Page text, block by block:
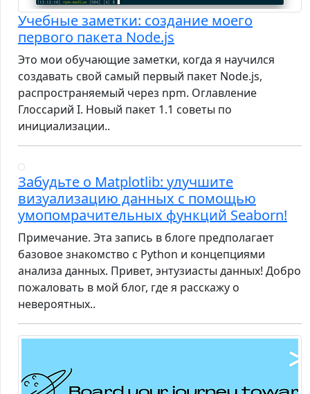
Учебные заметки: создание моего
первого пакета Node.js
Это мои обучающие заметки, когда я научился
создавать свой самый первый пакет Node.js,
распространяемый через npm. Оглавление
Глоссарий I. Новый пакет 1.1 советы по
инициализации..
Забудьте о Matplotlib: улучшите
визуализацию данных с помощью
умопомрачительных функций Seaborn!
Примечание. Эта запись в блоге предполагает
базовое знакомство с Python и концепциями
анализа данных. Привет, энтузиасты данных! Добро
пожаловать в мой блог, где я расскажу о
невероятных..